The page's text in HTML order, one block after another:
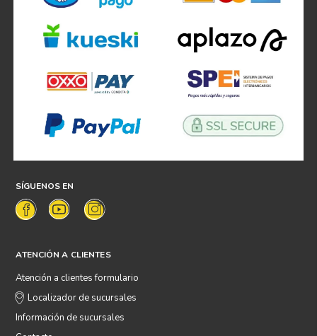
SÍGUENOS EN
ATENCIÓN A CLIENTES
Atención a clientes formulario
Localizador de sucursales
Información de sucursales